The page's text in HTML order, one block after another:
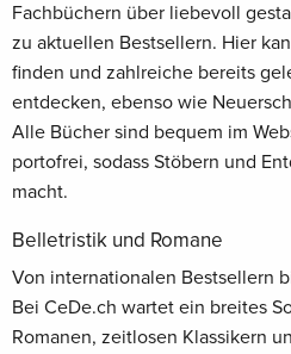
Fachbüchern über liebevoll
zu aktuellen Bestsellern. Hier
finden und zahlreiche bereits
entdecken, ebenso wie
Alle Bücher sind bequem im
portofrei, sodass Stöbern und
macht.
Belletristik und Romane
Von internationalen Bestsellern
Bei CeDe.ch wartet ein breites
Romanen, zeitlosen Klassikern